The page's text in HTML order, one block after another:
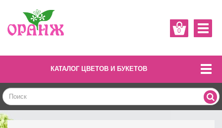
0
КАТАЛОГ ЦВЕТОВ И БУКЕТОВ